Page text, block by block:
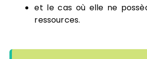
et le cas où elle ne
ressources.